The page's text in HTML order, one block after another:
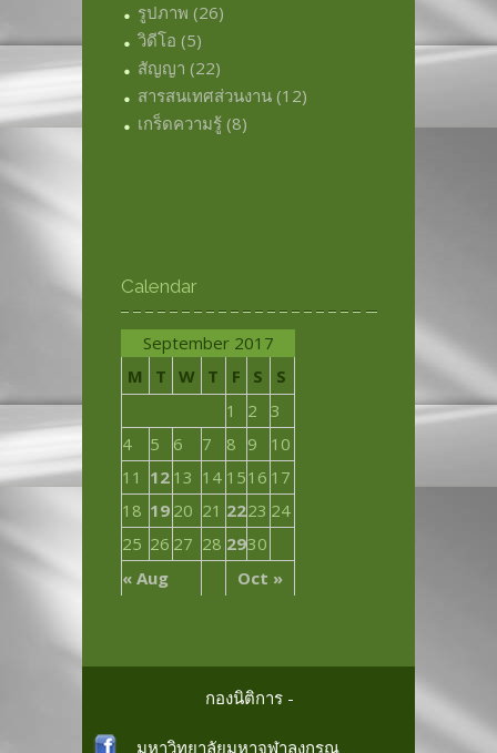
รูปภาพ (26)
วิดีโอ (5)
สัญญา (22)
สารสนเทศส่วนงาน (12)
เกร็ดความรู้ (8)
Calendar
September 2017
M
T W T F S S
« Aug Oct »
1 2
3
4
5 6 7 8 9
10
11 12 13 14 1516 17
18 19 20 21 2223 24
25 26 27 28 2930
กองนิติการ -
มหาวิทยาลัยมหาจุฬาลงกรณ